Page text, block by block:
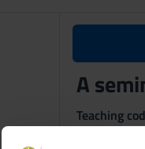
A
Teaching